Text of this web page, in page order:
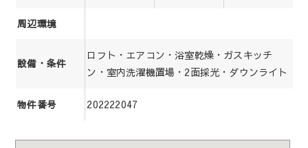
周辺環境
設備・条件
ロフト・エアコン・浴室乾燥・ガスキッチ
ン・室内洗濯機置場・2面採光・ダウンライト
物件番号 202222047